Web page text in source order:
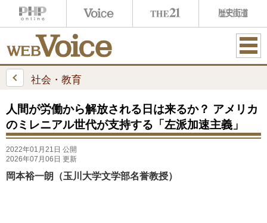
ME
社会・教育
人間が労働から解放される日は来るか？ アメリカ
のミレニアル世代が支持する「左派加速主義」
2022年01月21日 公開
2026年07月06日 更新
岡本裕一朗（玉川大学文学部名誉教授）